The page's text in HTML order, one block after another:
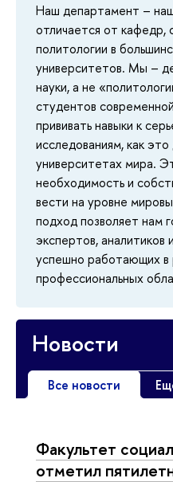
Наш департамент –
отличается от кафедр,
политологии в
университетов. Мы –
науки, а не
студентов
прививать навыки к
исследованиям, как
университетах мира.
необходимость и
вести на уровне
подход позволяет нам
экспертов, аналитиков
успешно работающих в
профессиональных
Новости
Все новости
Факультет
отметил